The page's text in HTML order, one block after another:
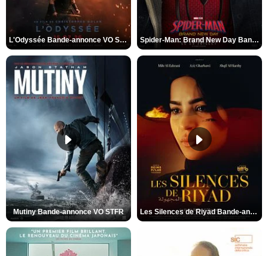
L'Odyssée Bande-annonce VO STFR Spider-Man: Brand New Day Bande-annonce VO STFR
Mutiny Bande-annonce VO STFR Les Silences de Riyad Bande-annonce VO STFR